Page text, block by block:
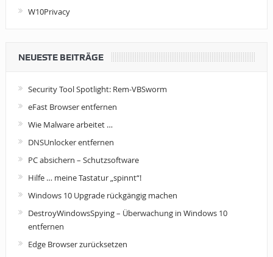
W10Privacy
NEUESTE BEITRÄGE
Security Tool Spotlight: Rem-VBSworm
eFast Browser entfernen
Wie Malware arbeitet …
DNSUnlocker entfernen
PC absichern – Schutzsoftware
Hilfe … meine Tastatur „spinnt“!
Windows 10 Upgrade rückgängig machen
DestroyWindowsSpying – Überwachung in Windows 10
entfernen
Edge Browser zurücksetzen